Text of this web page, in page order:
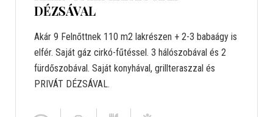
DÉZSÁVAL
Akár 9 Felnőttnek 110 m2 lakrészen + 2-3 babaágy is
elfér. Saját gáz cirkó-fűtéssel. 3 hálószobával és 2
fürdőszobával. Saját konyhával, grillteraszzal és
PRIVÁT DÉZSÁVAL.